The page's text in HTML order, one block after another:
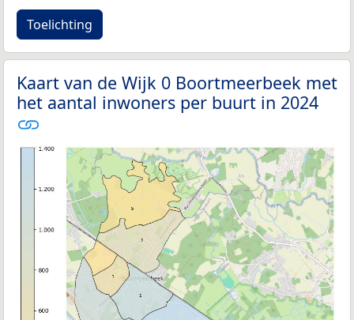
Toelichting
Kaart van de Wijk 0 Boortmeerbeek met
het aantal inwoners per buurt in 2024